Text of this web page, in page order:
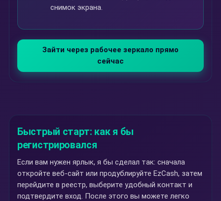
снимок экрана.
Зайти через рабочее зеркало прямо
сейчас
Быстрый старт: как я бы
регистрировался
Если вам нужен ярлык, я бы сделал так: сначала
откройте веб-сайт или продублируйте EzCash, затем
перейдите в реестр, выберите удобный контакт и
подтвердите вход. После этого вы можете легко